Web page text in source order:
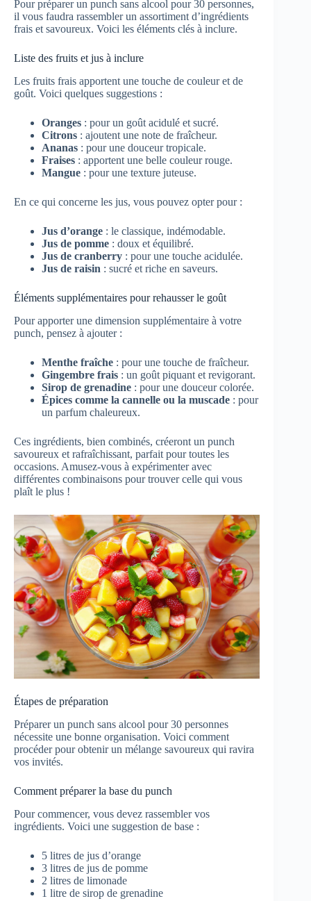
Pour préparer un punch sans alcool pour 30 personnes,
il vous faudra rassembler un assortiment d’ingrédients
frais et savoureux. Voici les éléments clés à inclure.
Liste des fruits et jus à inclure
Les fruits frais apportent une touche de couleur et de
goût. Voici quelques suggestions :
Oranges : pour un goût acidulé et sucré.
Citrons : ajoutent une note de fraîcheur.
Ananas : pour une douceur tropicale.
Fraises : apportent une belle couleur rouge.
Mangue : pour une texture juteuse.
En ce qui concerne les jus, vous pouvez opter pour :
Jus d’orange : le classique, indémodable.
Jus de pomme : doux et équilibré.
Jus de cranberry : pour une touche acidulée.
Jus de raisin : sucré et riche en saveurs.
Éléments supplémentaires pour rehausser le goût
Pour apporter une dimension supplémentaire à votre
punch, pensez à ajouter :
Menthe fraîche : pour une touche de fraîcheur.
Gingembre frais : un goût piquant et revigorant.
Sirop de grenadine : pour une douceur colorée.
Épices comme la cannelle ou la muscade : pour
un parfum chaleureux.
Ces ingrédients, bien combinés, créeront un punch
savoureux et rafraîchissant, parfait pour toutes les
occasions. Amusez-vous à expérimenter avec
différentes combinaisons pour trouver celle qui vous
plaît le plus !
Étapes de préparation
Préparer un punch sans alcool pour 30 personnes
nécessite une bonne organisation. Voici comment
procéder pour obtenir un mélange savoureux qui ravira
vos invités.
Comment préparer la base du punch
Pour commencer, vous devez rassembler vos
ingrédients. Voici une suggestion de base :
5 litres de jus d’orange
3 litres de jus de pomme
2 litres de limonade
1 litre de sirop de grenadine